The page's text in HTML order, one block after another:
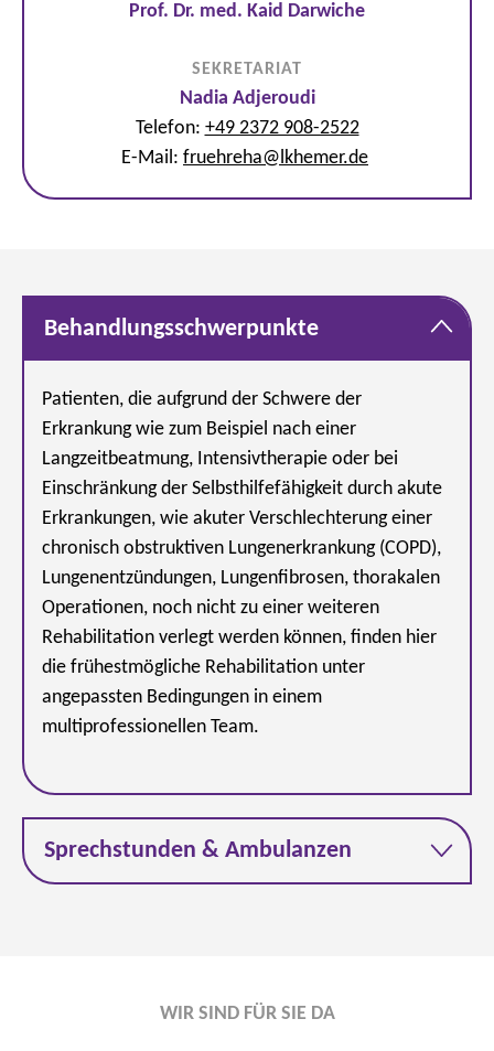
Prof. Dr. med. Kaid Darwiche
SEKRETARIAT
Nadia Adjeroudi
Telefon: +49 2372 908-2522
E-Mail: fruehreha@lkhemer.de
Behandlungsschwerpunkte
Patienten, die aufgrund der Schwere der
Erkrankung wie zum Beispiel nach einer
Langzeitbeatmung, Intensivtherapie oder bei
Einschränkung der Selbsthilfefähigkeit durch akute
Erkrankungen, wie akuter Verschlechterung einer
chronisch obstruktiven Lungenerkrankung (COPD),
Lungenentzündungen, Lungenfibrosen, thorakalen
Operationen, noch nicht zu einer weiteren
Rehabilitation verlegt werden können, finden hier
die frühestmögliche Rehabilitation unter
angepassten Bedingungen in einem
multiprofessionellen Team.
Sprechstunden & Ambulanzen
WIR SIND FÜR SIE DA